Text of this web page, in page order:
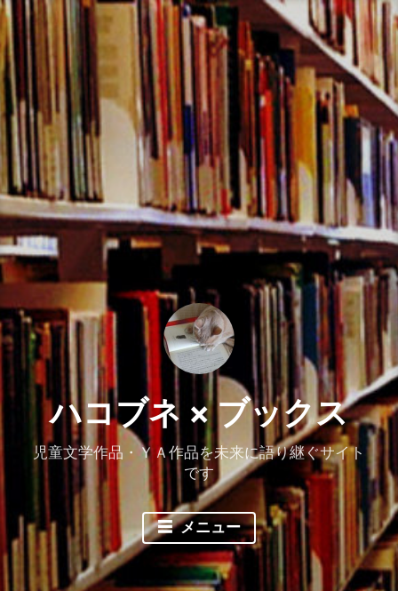
コ
ン
テ
ン
ツ
へ
ス
キ
ッ
プ
ハコブネ × ブックス
児童文学作品・ＹＡ作品を未来に語り継ぐサイト
です
メニュー